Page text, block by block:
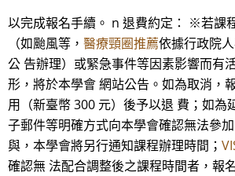
以完成報名手續。 n 退費約定： ※若課
（如颱風等， 醫療頸圈推薦依據行政院
公 告辦理）或緊急事件等因素影響而有
形，將於本學會 網站公告。如為取消，
用（新臺幣 300 元）後予以退 費；如為
子郵件等明確方式向本學會確認無法參
與，本學會將另行通知課程辦理時間；
確認無 法配合調整後之課程時間者，報